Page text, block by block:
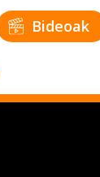
Bideoak